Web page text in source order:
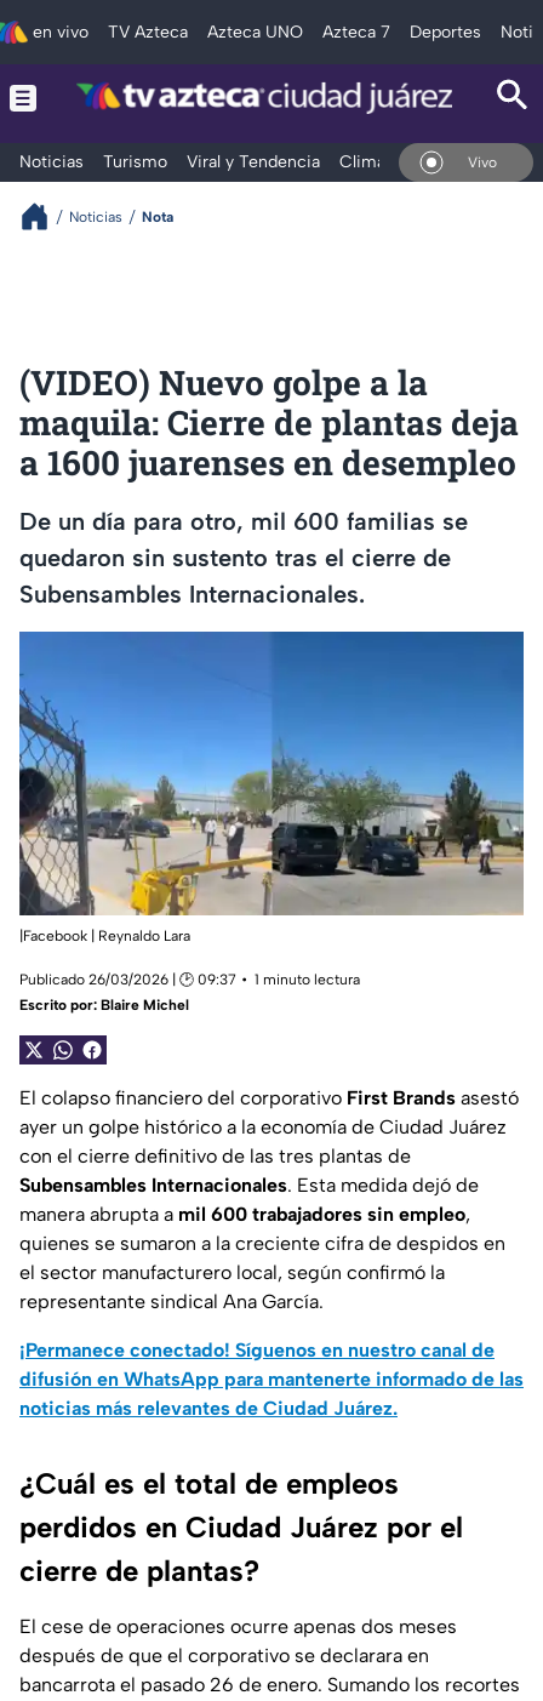
en vivo TV Azteca Azteca UNO Azteca 7 Deportes
Noticias Turismo Viral y Tendencia Clima Deportes
En Vivo
Noticias Nota
(VIDEO) Nuevo golpe a la
maquila: Cierre de plantas deja
a 1600 juarenses en desempleo
De un día para otro, mil 600 familias se
quedaron sin sustento tras el cierre de
Subensambles Internacionales.
|Facebook | Reynaldo Lara
Publicado 26/03/2026 | 🕑 09:37
1 minuto lectura
Escrito por: Blaire Michel
El colapso financiero del corporativo First Brands asestó
ayer un golpe histórico a la economía de Ciudad Juárez
con el cierre definitivo de las tres plantas de
Subensambles Internacionales. Esta medida dejó de
manera abrupta a mil 600 trabajadores sin empleo,
quienes se sumaron a la creciente cifra de despidos en
el sector manufacturero local, según confirmó la
representante sindical Ana García.
¡Permanece conectado! Síguenos en nuestro canal de
difusión en WhatsApp para mantenerte informado de las
noticias más relevantes de Ciudad Juárez.
¿Cuál es el total de empleos
perdidos en Ciudad Juárez por el
cierre de plantas?
El cese de operaciones ocurre apenas dos meses
después de que el corporativo se declarara en
bancarrota el pasado 26 de enero. Sumando los recortes